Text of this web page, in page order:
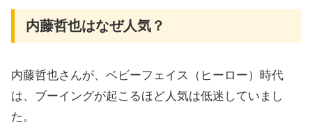
内藤哲也はなぜ人気？
内藤哲也さんが、ベビーフェイス（ヒーロー）時代
は、ブーイングが起こるほど人気は低迷していまし
た。